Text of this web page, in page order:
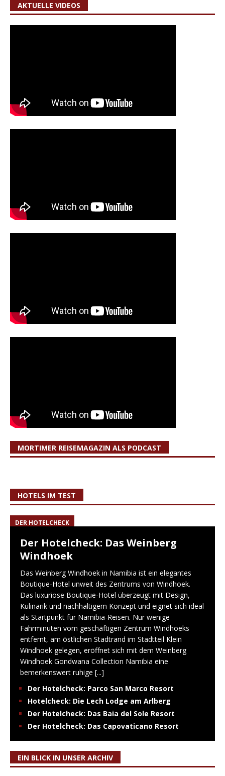
AKTUELLE VIDEOS
MORTIMER REISEMAGAZIN ALS PODCAST
HOTELS IM TEST
DER HOTELCHECK
Der Hotelcheck: Das Weinberg
Windhoek
Das Weinberg Windhoek in Namibia ist ein elegantes
Boutique-Hotel unweit des Zentrums von Windhoek.
Das luxuriöse Boutique-Hotel überzeugt mit Design,
Kulinarik und nachhaltigem Konzept und eignet sich ideal
als Startpunkt für Namibia-Reisen. Nur wenige
Fahrminuten vom geschäftigen Zentrum Windhoeks
entfernt, am östlichen Stadtrand im Stadtteil Klein
Windhoek gelegen, eröffnet sich mit dem Weinberg
Windhoek Gondwana Collection Namibia eine
bemerkenswert ruhige [...]
Der Hotelcheck: Parco San Marco Resort
Hotelcheck: Die Lech Lodge am Arlberg
Der Hotelcheck: Das Baia del Sole Resort
Der Hotelcheck: Das Capovaticano Resort
EIN BLICK IN UNSER ARCHIV